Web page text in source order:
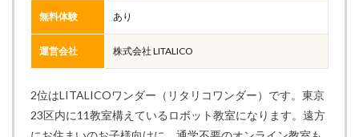
無料体験 あり
運営会社 株式会社 LITALICO
2位はLITALICOワンダー（リタリコワンダー）です。東京
23区内に11教室構えているロボット教室になります。遠方